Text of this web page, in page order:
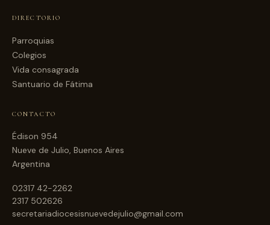
DIRECTORIO
Parroquias
Colegios
Vida consagrada
Santuario de Fátima
CONTACTO
Édison 954
Nueve de Julio, Buenos Aires
Argentina
02317 42-2262
2317 502626
secretariadiocesisnuevedejulio@gmail.com